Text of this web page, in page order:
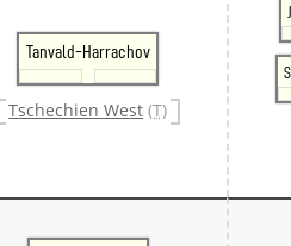
Tanvald-Harrachov
Tschechien West (T)